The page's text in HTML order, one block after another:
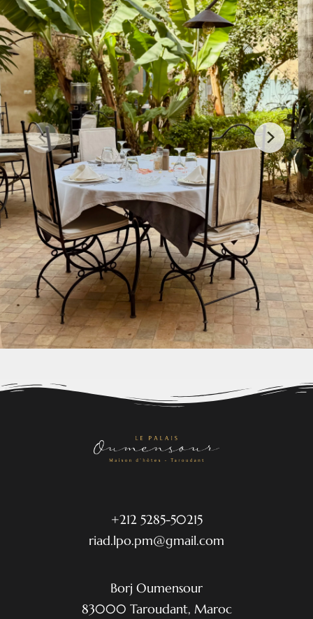
+212 5285-50215
riad.lpo.pm@gmail.com
Borj Oumensour
83000 Taroudant, Maroc